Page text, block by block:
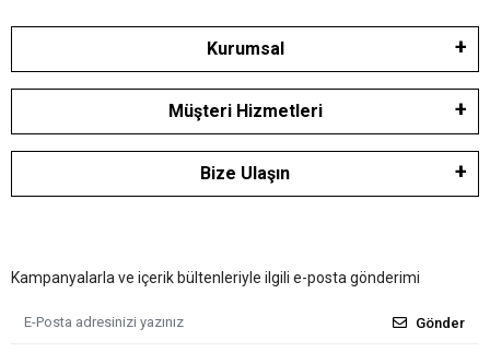
Kurumsal
Müşteri Hizmetleri
Bize Ulaşın
Kampanyalarla ve içerik bültenleriyle ilgili e-posta gönderimi
Gönder